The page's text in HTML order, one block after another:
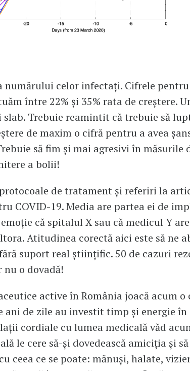
numărului celor infectați. Cifrele
între 22% și 35% rata de creștere.
Trebuie reamintit că trebuie să
de maxim o cifră pentru a avea
să fim și mai agresivi în măsurile
a bolii!
de tratament și referiri la
COVID-19. Media are partea ei de
că spitalul X sau că medicul Y
Atitudinea corectă aici este să ne
suport real științific. 50 de cazuri
nu o dovadă!
active în România joacă acum o
ani de zile au investit timp și energie în
cordiale cu lumea medicală văd
le cere să-și dovedească amiciția și
ceea ce se poate: mănuși, halate,